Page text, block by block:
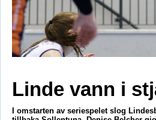
Linde vann i
I omstarten av seriespelet slog